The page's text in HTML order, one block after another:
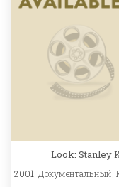
Look: Stanley
2001, Документальный